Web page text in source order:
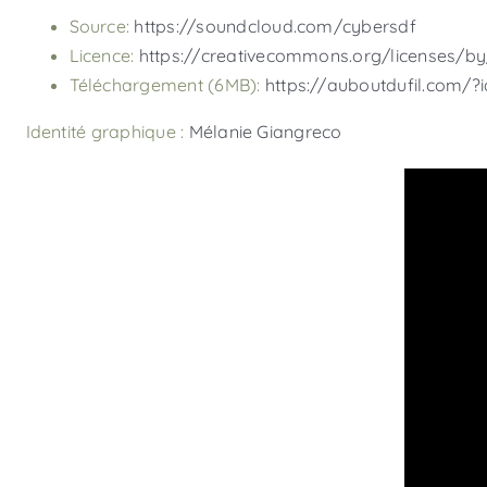
Source: https://soundcloud.com/cybersdf
Licence: https://creativecommons.org/licenses/
Téléchargement (6MB): https://auboutdufil.com/
Identité graphique : Mélanie Giangreco